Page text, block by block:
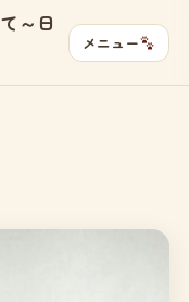
～日
メニュー